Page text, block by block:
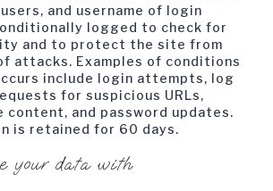
and username of login
logged to check for
and to protect the site from
attacks. Examples of conditions
include login attempts, log
for suspicious URLs,
content, and password updates.
is retained for 60 days.
your data with